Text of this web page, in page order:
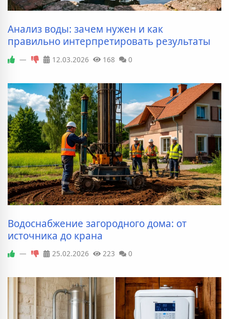
Анализ воды: зачем нужен и как
правильно интерпретировать результаты
— 12.03.2026 168 0
Водоснабжение загородного дома: от
источника до крана
— 25.02.2026 223 0